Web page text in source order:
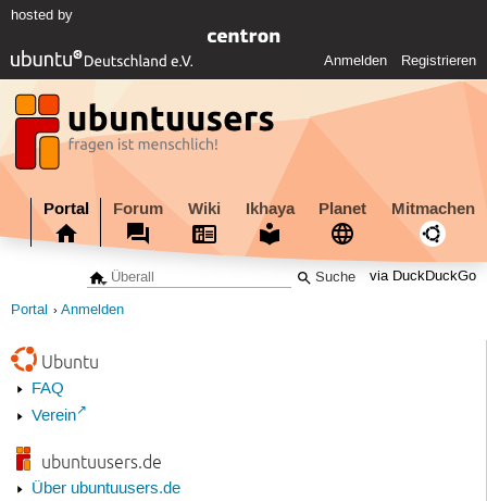
hosted by
Anmelden Registrieren
Portal Forum Wiki Ikhaya Planet Mitmachen
via DuckDuckGo
Portal Anmelden
Ubuntu
FAQ
Verein
ubuntuusers.de
Über ubuntuusers.de